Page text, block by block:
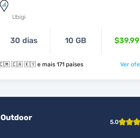
Ubigi
30 dias 10 GB $39.99
🇨🇲 🇨🇦 🇰🇾 e mais 171 países Ver
Outdoor 5.0